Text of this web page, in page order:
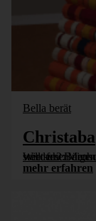
Bella berät
Christaba
Wie sehen eigentlich Ölfässer aus, wenn sie
mehr erfahren